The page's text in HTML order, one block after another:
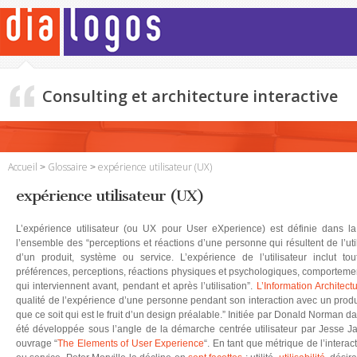
Consulting et architecture interactive
Accueil Glossaire expérience utilisateur (UX)
expérience utilisateur (UX)
L’expérience utilisateur (ou UX pour User eXperience) est définie dans
l’ensemble des “perceptions et réactions d’une personne qui résultent de
d’un produit, système ou service. L’expérience de l’utilisateur inclut
préférences, perceptions, réactions physiques et psychologiques,
qui interviennent avant, pendant et après l’utilisation”. L’Information
qualité de l’expérience d’une personne pendant son interaction avec un
que ce soit qui est le fruit d’un design préalable.” Initiée par Donald Norman
été développée sous l’angle de la démarche centrée utilisateur par Jesse
ouvrage “The Elements of User Experience“. En tant que métrique de